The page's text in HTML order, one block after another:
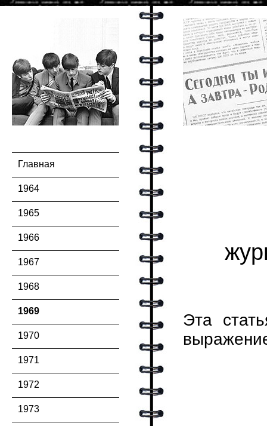
Главная
1964
1965
1966
1967
1968
1969
1970
1971
1972
1973
Эта